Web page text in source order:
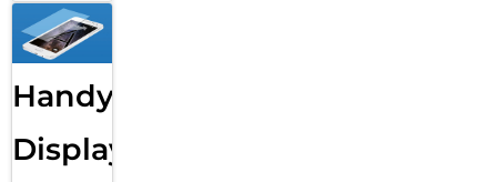
Handy
Displayfolie